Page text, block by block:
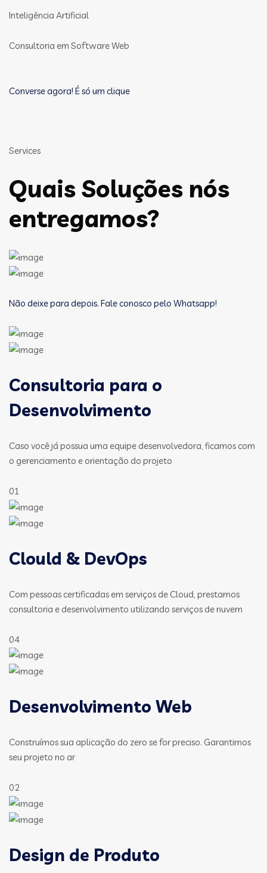
Inteligência Artificial
Consultoria em Software Web
Converse agora! É só um clique
Services
Quais Soluções nós
entregamos?
Não deixe para depois. Fale conosco pelo Whatsapp!
Consultoria para o
Desenvolvimento
Caso você já possua uma equipe desenvolvedora, ficamos com
o gerenciamento e orientação do projeto
01
Clould & DevOps
Com pessoas certificadas em serviços de Cloud, prestamos
consultoria e desenvolvimento utilizando serviços de nuvem
04
Desenvolvimento Web
Construímos sua aplicação do zero se for preciso. Garantimos
seu projeto no ar
02
Design de Produto